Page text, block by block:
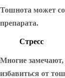
Тошнота может
препарата.
Стресс
Многие
избавиться от